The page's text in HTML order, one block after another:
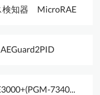
検知器 MicroRAE
7340...